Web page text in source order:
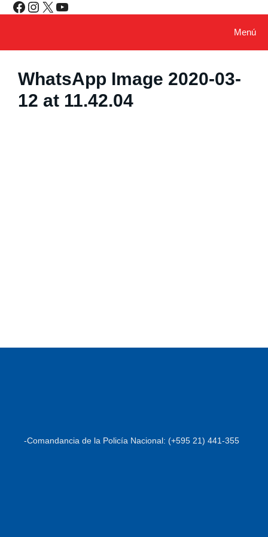
Saltar
Facebook Instagram X YouTube
Menú
WhatsApp Image 2020-03-
12 at 11.42.04
-Comandancia de la Policía Nacional: (+595 21) 441-355